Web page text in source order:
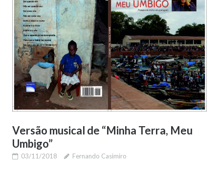
Versão musical de “Minha Terra, Meu
Umbigo”
03/11/2018 Fernando Casimiro